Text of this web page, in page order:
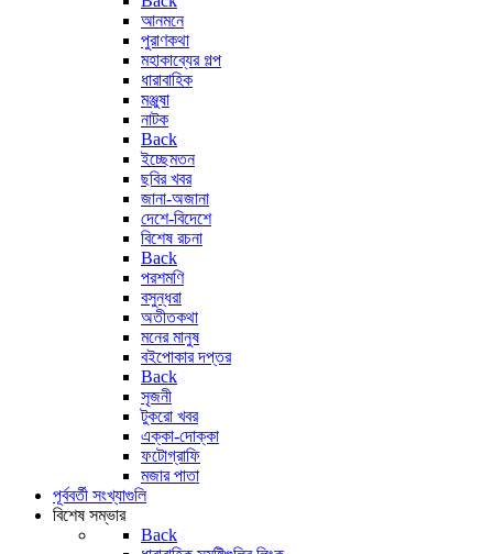
আনমনে
পুরাণকথা
মহাকাব্যের গল্প
ধারাবাহিক
মঞ্জুষা
নাটক
Back
ইচ্ছেমতন
ছবির খবর
জানা-অজানা
দেশে-বিদেশে
বিশেষ রচনা
Back
পরশমণি
বসুন্ধরা
অতীতকথা
মনের মানুষ
বইপোকার দপ্তর
Back
সৃজনী
টুকরো খবর
এক্কা-দোক্কা
ফটোগ্রাফি
মজার পাতা
পূর্ববর্তী সংখ্যাগুলি
বিশেষ সম্ভার
Back